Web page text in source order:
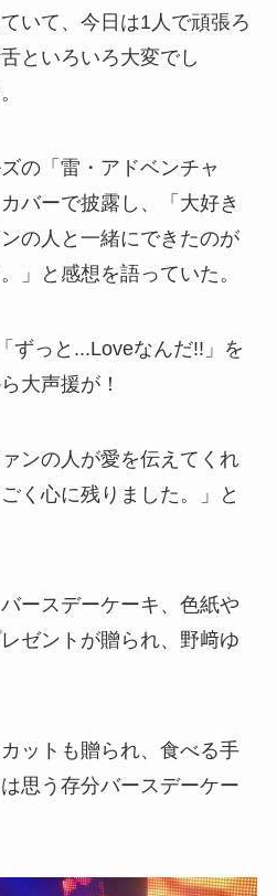
いて、今日は1人で頑張ろ
といろいろ大変でし
の「雷・アドベンチャ
バーで披露し、「大好き
の人と一緒にできたのが
」と感想を語っていた。
ずっと...Loveなんだ!!」を
大声援が！
ンの人が愛を伝えてくれ
く心に残りました。」と
ースデーケーキ、色紙や
ゼントが贈られ、野﨑ゆ
ットも贈られ、食べる手
思う存分バースデーケー